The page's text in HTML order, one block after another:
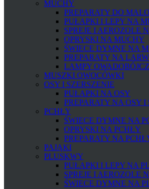
MUCHY
PREPARATY DO
PUŁAPKI I LEPY NA
SPREJE I AEROZOLE
OPRYSKI NA MUCHY
ŚWIECE DYMNE NA
PREPARATY NA
LAMPY
MUSZKI OWOCÓWKI
OSY I SZERSZENIE
PUŁAPKI NA OSY
PREPARATY NA OSY I
PCHŁY
ŚWIECE DYMNE NA
OPRYSKI NA PCHŁY
PREPARATY NA
PAJĄKI
PLUSKWY
PUŁAPKI I LEPY NA
SPREJE I AEROZOLE
ŚWIECE DYMNE NA